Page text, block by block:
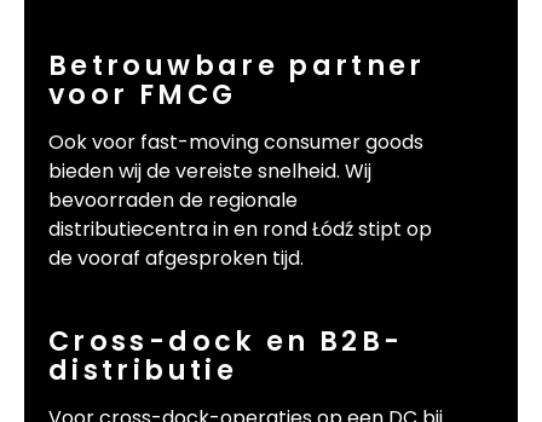
Betrouwbare partner
voor FMCG
Ook voor fast-moving consumer goods
bieden wij de vereiste snelheid. Wij
bevoorraden de regionale
distributiecentra in en rond Łódź stipt op
de vooraf afgesproken tijd.
Cross-dock en B2B-
distributie